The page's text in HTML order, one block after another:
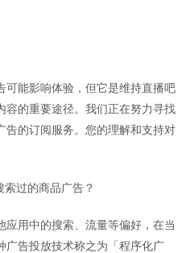
可能影响体验，但它是维持直播吧
容的重要途径。我们正在努力寻找
告的订阅服务。您的理解和支持对
过的商品广告？
用中的搜索、流量等偏好，在当
广告投放技术称之为「程序化广